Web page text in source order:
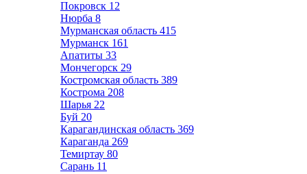
Покровск 12
Нюрба 8
Мурманская область 415
Мурманск 161
Апатиты 33
Мончегорск 29
Костромская область 389
Кострома 208
Шарья 22
Буй 20
Карагандинская область 369
Караганда 269
Темиртау 80
Сарань 11